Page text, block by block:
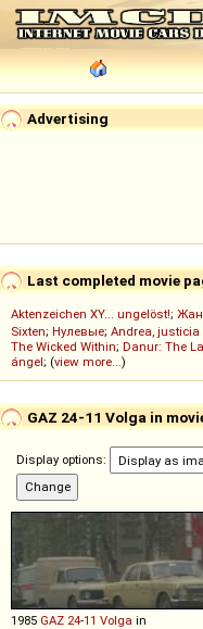
Advertising
Last completed movie
Aktenzeichen XY... ungelöst!;
Sixten; Нулевые; Andrea,
The Wicked Within; Danur: The
ángel; (view more...)
GAZ 24-11 Volga in
Display options:
1985 GAZ 24-11 Volga in